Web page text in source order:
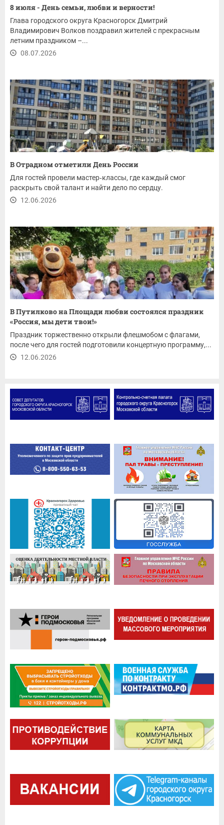
8 июля - День семьи, любви и верности!
Глава городского округа Красногорск Дмитрий
Владимирович Волков поздравил жителей с прекрасным
летним праздником –...
08.07.2026
В Отрадном отметили День России
Для гостей провели мастер‑классы, где каждый смог
раскрыть свой талант и найти дело по сердцу.
12.06.2026
В Путилково на Площади любви состоялся праздник
«Россия, мы дети твои!»
Праздник торжественно открыли флешмобом с флагами,
после чего для гостей подготовили концертную программу,...
12.06.2026